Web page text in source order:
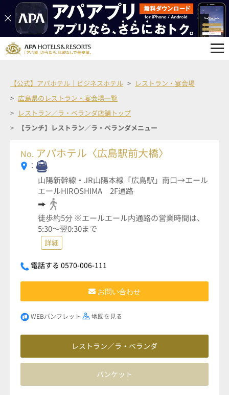
【公式】アパホテル｜ビジネスホテル
レストラン・宴会場
広島県のレストラン・宴会場一覧
レストラン／ラ・ベランダ店舗トップ
【ランチ】レストラン／ラ・ベランダメニュー
No. アパホテル〈広島駅前大橋〉
：
山陽新幹線・JR山陽本線「広島駅」南口→エール
エールHIROSHIMA 2F通路
徒歩約5分 ※エールエール内通路の営業時間は、
5:30～翌0:30まで
詳細
電話する 0570-006-111
お問い合わせ
WEBパンフレット 地図を見る
レストラン／ラ・ベランダ
バンケット